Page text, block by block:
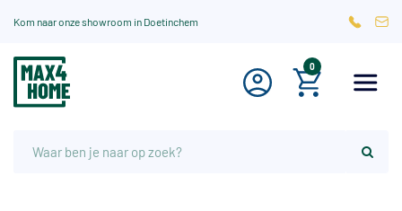
Kom naar onze showroom in Doetinchem
0